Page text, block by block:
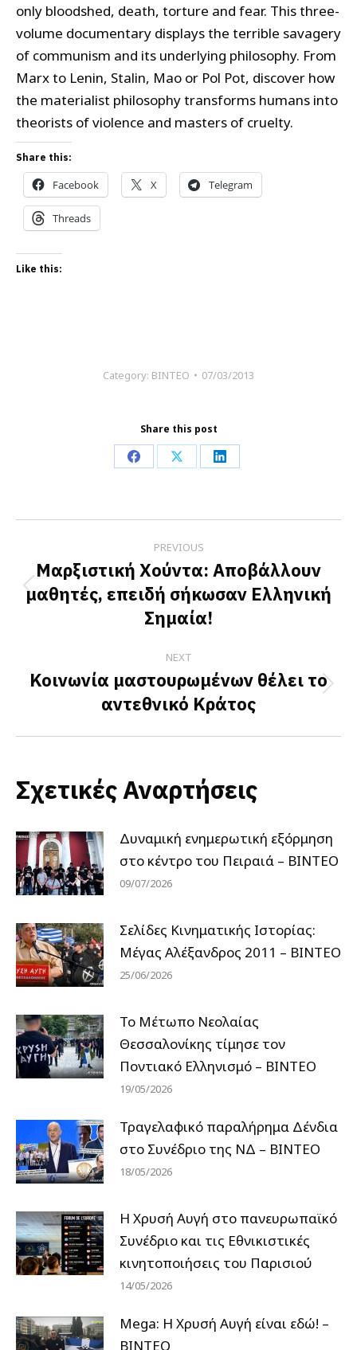
only bloodshed, death, torture and fear. This three-
volume documentary displays the terrible savagery
of communism and its underlying philosophy. From
Marx to Lenin, Stalin, Mao or Pol Pot, discover how
the materialist philosophy transforms humans into
theorists of violence and masters of cruelty.
Share this:
Facebook X Telegram
Threads
Like this:
Category: ΒΙΝΤΕΟ 07/03/2013
Share this post
Share
Facebook
Share
X
Share
LinkedIn
navigation
PREVIOUS
Previous
post:
Μαρξιστική Χούντα: Αποβάλλουν
μαθητές, επειδή σήκωσαν Ελληνική
Σημαία!
NEXT
Next
post:
Κοινωνία μαστουρωμένων θέλει το
αντεθνικό Κράτος
Σχετικές Αναρτήσεις
Δυναμική ενημερωτική εξόρμηση
στο κέντρο του Πειραιά – ΒΙΝΤΕΟ
09/07/2026
Σελίδες Κινηματικής Ιστορίας:
Μέγας Αλέξανδρος 2011 – ΒΙΝΤΕΟ
25/06/2026
Το Μέτωπο Νεολαίας
Θεσσαλονίκης τίμησε τον
Ποντιακό Ελληνισμό – ΒΙΝΤΕΟ
19/05/2026
Τραγελαφικό παραλήρημα Δένδια
στο Συνέδριο της ΝΔ – ΒΙΝΤΕΟ
18/05/2026
Η Χρυσή Αυγή στο πανευρωπαϊκό
Συνέδριο και τις Εθνικιστικές
κινητοποιήσεις του Παρισιού
14/05/2026
Mega: Η Χρυσή Αυγή είναι εδώ! –
ΒΙΝΤΕΟ